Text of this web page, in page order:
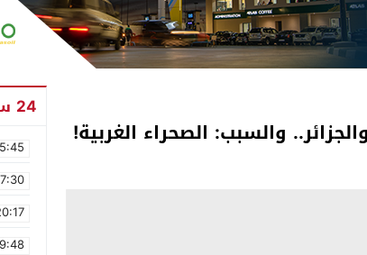
والسبب: الصحراء الغربية!
24 ساعة